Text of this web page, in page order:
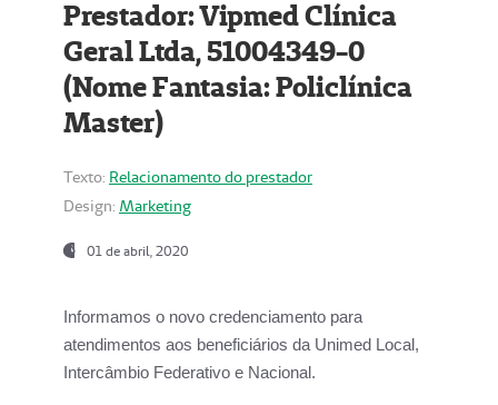
Prestador: Vipmed Clínica
Geral Ltda, 51004349-0
(Nome Fantasia: Policlínica
Master)
Texto: Relacionamento do prestador
Design: Marketing
01 de abril, 2020
Informamos o novo credenciamento para
atendimentos aos beneficiários da Unimed Local,
Intercâmbio Federativo e Nacional.